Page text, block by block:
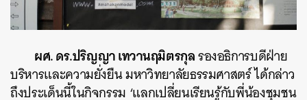
ผศ. ดร.ปริญญา เทวานฤมิตรกุลรองอธิการบดีฝ่าย
บริหารและความยั่งยืน มหาวิทยาลัยธรรมศาสตร์ ได้กล่าว
ถึงประเด็นนี้ในกิจกรรม ‘แลกเปลี่ยนเรียนรู้กับพี่น้องชุมชน